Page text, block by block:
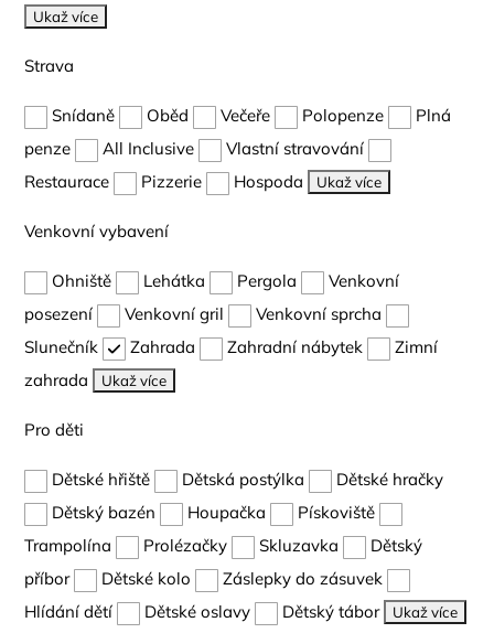
Ukaž více
Strava
Snídaně Oběd Večeře Polopenze
Plná
penze
All Inclusive
Vlastní stravování
Restaurace
Pizzerie Hospoda Ukaž více
Venkovní vybavení
Ohniště Lehátka Pergola
Venkovní
posezení
Venkovní gril
Venkovní sprcha
Slunečník
Zahrada Zahradní nábytek
Zimní
zahrada
Ukaž více
Pro děti
Dětské hřiště Dětská postýlka
Dětské hračky
Dětský bazén
Houpačka
Pískoviště
Trampolína
Prolézačky Skluzavka
Dětský
příbor
Dětské kolo
Záslepky do zásuvek
Hlídání dětí
Dětské oslavy Dětský tábor Ukaž více